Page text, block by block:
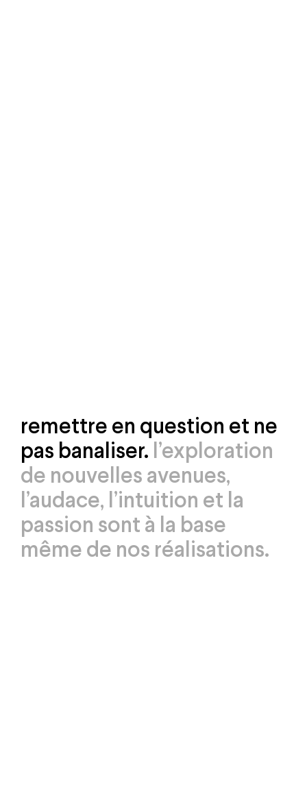
remettre en question et ne
pas banaliser. l’exploration
de nouvelles avenues,
l’audace, l’intuition et la
passion sont à la base
même de nos réalisations.